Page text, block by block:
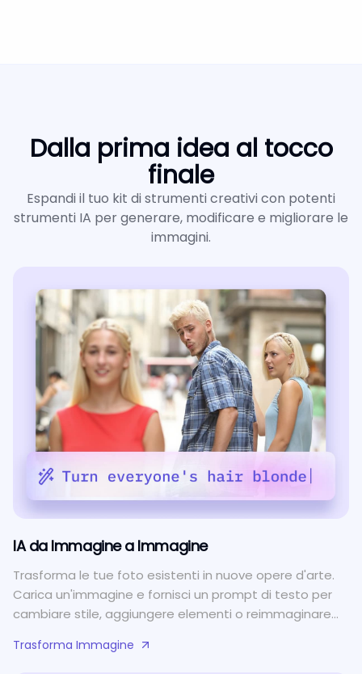
Dalla prima idea al tocco
finale
Espandi il tuo kit di strumenti creativi con potenti
strumenti IA per generare, modificare e migliorare le
immagini.
IA da Immagine a Immagine
Trasforma le tue foto esistenti in nuove opere d'arte.
Carica un'immagine e fornisci un prompt di testo per
cambiare stile, aggiungere elementi o reimmaginare
Trasforma Immagine